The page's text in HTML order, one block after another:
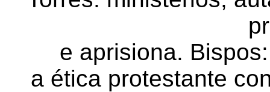
e aprisiona.
a ética protestante